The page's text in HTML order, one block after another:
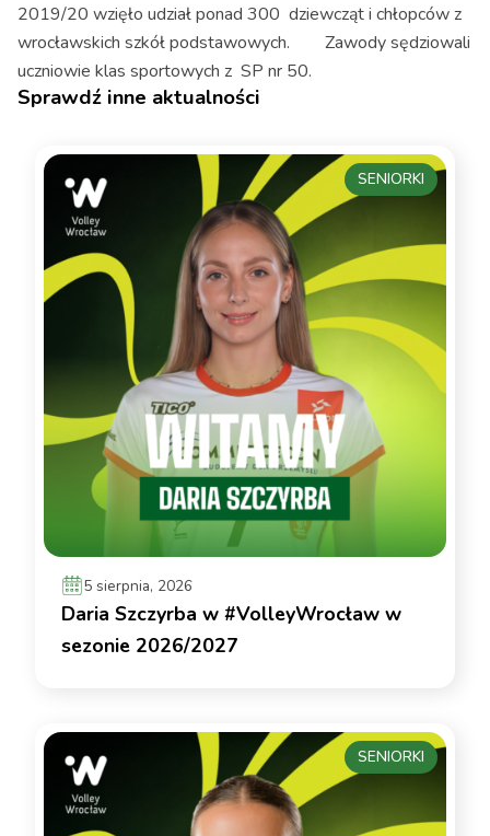
2019/20 wzięło udział ponad 300 dziewcząt i chłopców z
wrocławskich szkół podstawowych. Zawody sędziowali
uczniowie klas sportowych z SP nr 50.
Sprawdź inne aktualności
5 sierpnia, 2026
Daria Szczyrba w #VolleyWrocław w
sezonie 2026/2027
SENIORKI
SENIORKI